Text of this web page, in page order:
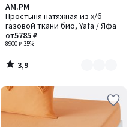
AM.PM
Простыня натяжная из х/б
газовой ткани био, Yafa / Яфа
8900 ₽-35%
от5785 ₽
3,9
/ 5
Количество
цветов:
8
3,9
/